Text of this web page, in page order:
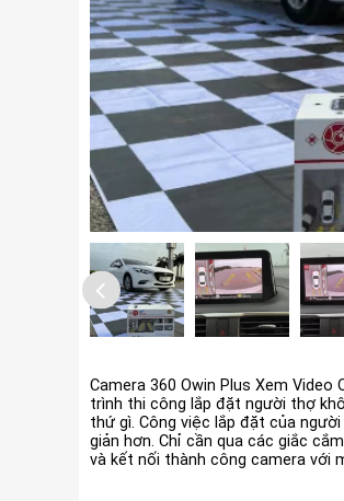
Camera 360 Owin Plus Xem Video
trình thi công lắp đặt người thợ
thứ gì. Công việc lắp đặt của
giản hơn. Chỉ cần qua các giắc
và kết nối thành công camera với